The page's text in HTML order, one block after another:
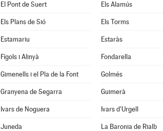
El Pont de Suert Els Alamús
Els Plans de Sió Els Torms
Estamariu Estaràs
Fígols i Alinyà Fondarella
Gimenells i el Pla de la Font Golmés
Granyena de Segarra Guimerà
Ivars de Noguera Ivars d'Urgell
Juneda La Baronia de Rialb